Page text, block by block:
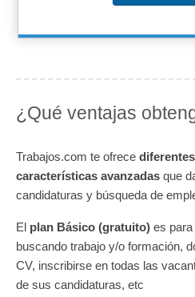
¿Qué ventajas
Trabajos.com te ofrece
características avanzadas que
candidaturas y búsqueda de
El plan Básico (gratuito) es
buscando trabajo y/o formación,
CV, inscribirse en todas las
de sus candidaturas, etc